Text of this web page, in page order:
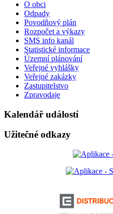
O obci
Odpady
Povodňový plán
Rozpočet a výkazy
SMS info kanál
Statistické informace
Územní plánování
Veřejné vyhlášky
Veřejné zakázky
Zastupitelstvo
Zpravodaje
Kalendář událostí
Užitečné odkazy